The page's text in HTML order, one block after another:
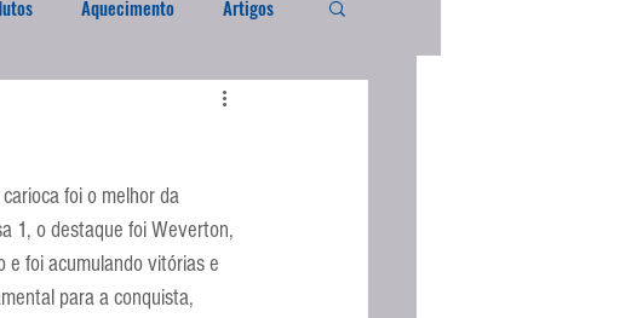
Aquecimento Artigos
Compra Exterior
Encaixada
Escola Espanhola
foi o melhor da
1, o destaque foi Weverton,
e foi acumulando vitórias e
para a conquista,